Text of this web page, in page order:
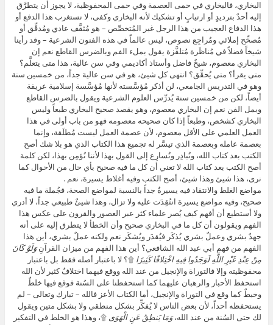
البخاري، فالبخاري في حمى العصمة وفي حمى المحفوظية، لا يجوز أن يتطرَّق
إليه أحدٌ بترديدٍ أو ارتيابٍ أو تشكيك لأنه البخاري وكفى، لا نستغرب هذا الدفع أو
هذا الدفاع العجيب من هذا الرجل غير المُتخصِّص – هو مُثقَّف عادي ومُدقِّق أو
مُصحِّح إملائي ومُراجِع نصوص، ليس عالماً في هذه الفنون الشرعية – وقد رأينا
شيخاً فضلاً في مُناظَرة مُتلفَّزة يقول بملء الفم وبالضرس القاطع نعم إن
البخاري معصوم، شيخٌ فاضل وأستاذ أكاديمي وفي سن عالية، هذا متى يتعلَّم؟
متى يقرأ؟ متى يُحقِّق؟ انتهى كل شيئ، هو في سن عالية جداً، من خمسين سنة
وهو في التدريس الجامعي، لن أذكر مُؤسَّسته لأنها مُؤسَّسة إسلامية عريقة
أيضاً، لكن من خمسين سنة يُدرِّس العلوم الشرعية ويقول بالضرس القاطع
وبمل الفن نعم إن البخاري معصوم، وهو يقصد صحيح البخاري طبعاً وليس
البخاري كشخص، وطبعاً إذا كان صحيحه معصومه فهو من باب أولى في هذا
العمل العلمي على الأقل معصوم، لأن عصمة العمل ليست مُطلَقة، وإنما
بعصمة عامله وبعصمة الذي تيسَّر له تجميع هذا الكتاب الذي هو بلا شك أصح
الكتب بعد كتاب الله، ونُبادِر ونُسارِع إلى القول بهذا لأننا نُؤمِن بهذا، لكن كلمة
أصح الكتب بعد كتاب الله لا تعني أن كل ما فيه صحيح بأي حال من الأحوال كما
نرى، هذا شيئ وهذا شيئ، أصح الكتب وفيه أغلاط يسيرة، نعم .
مواضع الغلط والانتقاد فيه يسيرةٌ جداً بالنسبة لمواضع الصحة، فجُملة ما فيه
صحيح، وفيه مواضع يسيرة انتُقِدَت عليه ولا تزال، وهذا شيئٌ طبيعي جداً، لا أدري
ولا أستطيع أن أفهم كيف يُصر علماء كثر عبر العصور والقرون على عكس هذا
الفهم ويقولون أن كل ما في البخاري صحيح وأن الخطأ لا يتطرق إليه على أنه
جهدٌ بشري وعملٌ بشري يُذكَر فيُقدَر ويُشكَر نعم ولكنه عملٌ بشري، أين هذا
الفهم من فهم أبي عبد الله الشافعي؟ أين هذا الفهم من ميزان القرآنِوَلَوْ كَانَ
مِنْ عِنْدِ غَيْرِ اللَّهِ لَوَجَدُوا فِيهِ اخْتِلافًا كَثِيرًا ۩؟ لا باعتبار أصله فقط بل باعتبار
محفوظيته وإلا فالتوراة والإنجيل من عند الله ووقع فيهما اختلافٌ كثير لأن الله
استحفظ الأحبار والرهبان عليهما كما استحفظنا على السُنة فوقع فيها خلطٌ
وخبطٌ كما وقع في التوراة والإنجيل، أما الكتاب الأعز فالله – تبارك وتعالى – لم
يستحفظه أحداً، لأن بعض الناس لا يُفكِّر بشكل منطقي ولا بشكل متين ويقول
لك حتى السُنة من عند الله،وَمَا يَنطِقُ عَنِ الْهَوَى ۩، وهذا هو الخلط في التفكير